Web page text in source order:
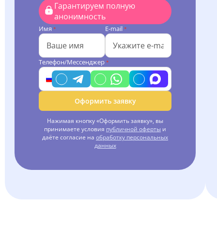
Гарантируем полную
анонимность
Имя * E-mail *
Телефон/Мессенджер *
Оформить заявку
Нажимая кнопку «Оформить заявку», вы
принимаете условия публичной оферты и
даёте согласие на обработку персональных
данных